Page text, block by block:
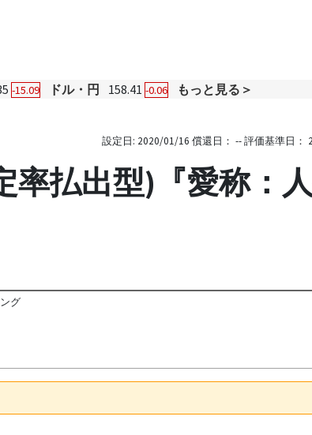
-15.09 ドル・円 158.41 -0.06
もっと見る＞
設定日: 2020/01/16 償還日： -- 評価基準日：
率払出型)『愛称：
グ